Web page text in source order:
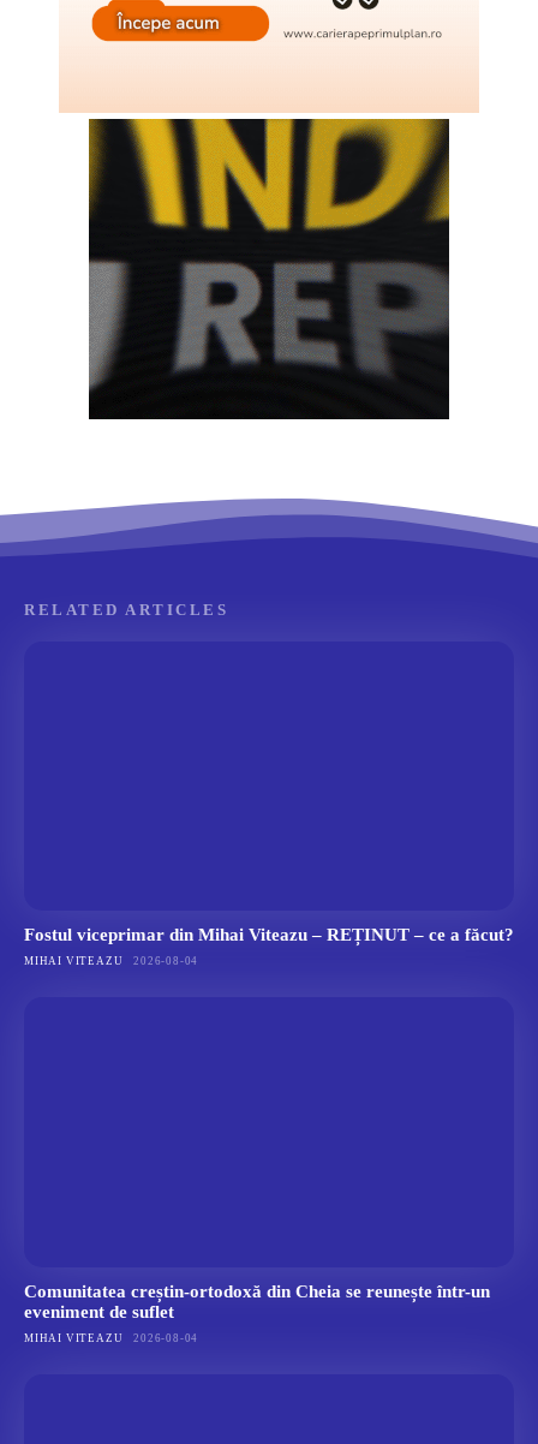
RELATED ARTICLES
Fostul viceprimar din Mihai Viteazu – REȚINUT – ce a făcut?
MIHAI VITEAZU 2026-08-04
Comunitatea creștin-ortodoxă din Cheia se reunește într-un
eveniment de suflet
MIHAI VITEAZU 2026-08-04